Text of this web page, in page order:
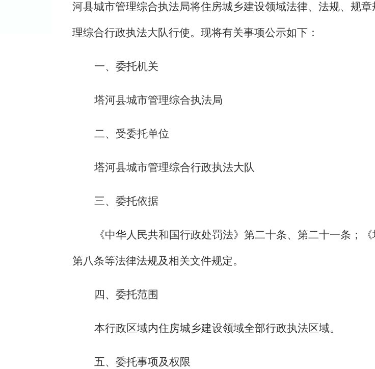
河县城市管理综合执法局将住房城乡建设领域法律、法规、规
理综合行政执法大队行使。现将有关事项公示如下：
一、委托机关
塔河县城市管理综合执法局
二、受委托单位
塔河县城市管理综合行政执法大队
三、委托依据
《中华人民共和国行政处罚法》第二十条、第二十一条；
第八条等法律法规及相关文件规定。
四、委托范围
本行政区域内住房城乡建设领域全部行政执法区域。
五、委托事项及权限